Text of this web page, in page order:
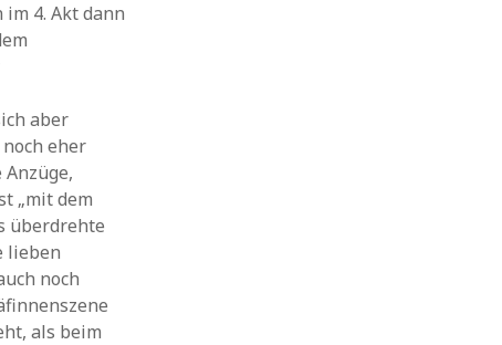
4. Akt dann
aber
eher
„mit dem
überdrehte
lieben
noch
als beim